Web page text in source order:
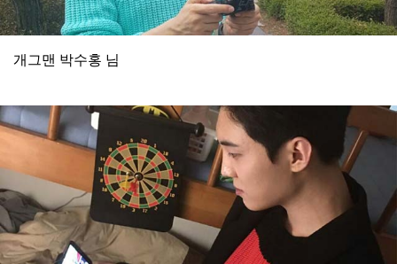
개그맨 박수홍 님